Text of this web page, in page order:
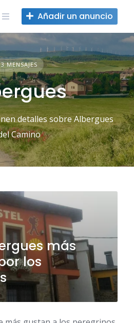
Añadir un anuncio
3 MENSAJES
detalles sobre Albergues
Camino
más
los